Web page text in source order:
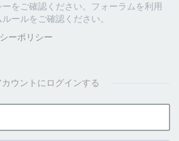
をご確認ください。フォーラムを利用
ールをご確認ください。
ーポリシー
カウントにログインする